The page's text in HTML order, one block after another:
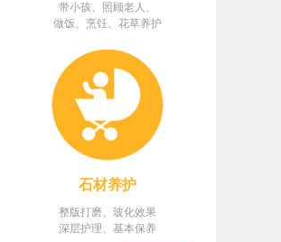
带小孩、照顾老人、
做饭、烹饪、花草养护
石材养护
整版打磨、玻化效果
深层护理、基本保养